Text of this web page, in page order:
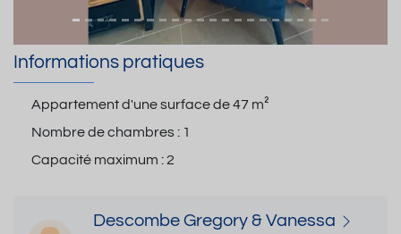
Informations pratiques
Appartement d'une surface de47 m²
Nombre de chambres : 1
Capacité maximum :2
Descombe Gregory & Vanessa